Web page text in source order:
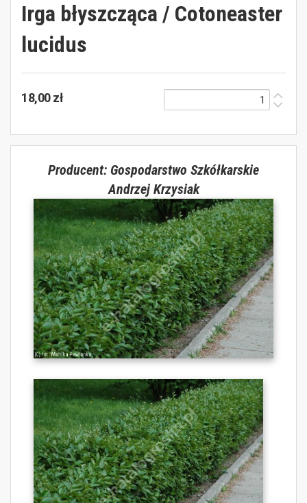
Irga błyszcząca / Cotoneaster
lucidus
18,00 zł
Producent: Gospodarstwo Szkółkarskie
Andrzej Krzysiak